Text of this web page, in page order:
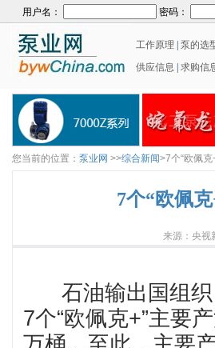
用户名： 密码：
工作原理 泵的选
供应信息
求购信
您当前的位置： 泵业网 >>综合新闻>7个“欧佩克
7个“欧佩
来源：央
石油输出国组织
7个“欧佩克+”主要